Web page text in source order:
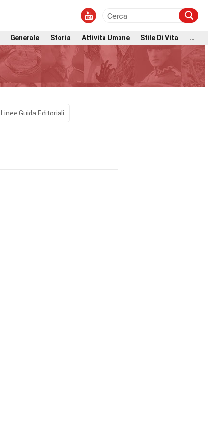
Generale Storia Attività Umane Stile Di Vita
...
Linee Guida Editoriali